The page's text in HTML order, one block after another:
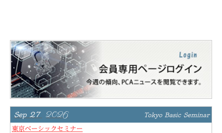
Sep 27 2026 Tokyo Basic Seminar
東京ベーシックセミナー